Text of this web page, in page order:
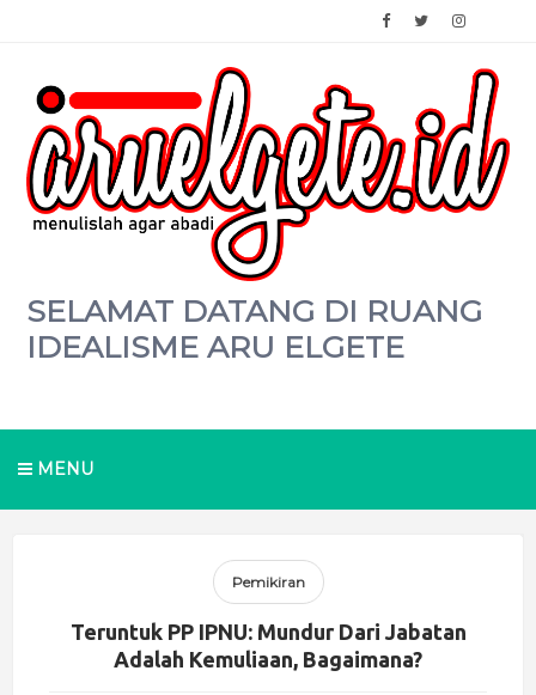
SELAMAT DATANG DI RUANG
IDEALISME ARU ELGETE
MENU
Pemikiran
Teruntuk PP IPNU: Mundur Dari Jabatan
Adalah Kemuliaan, Bagaimana?